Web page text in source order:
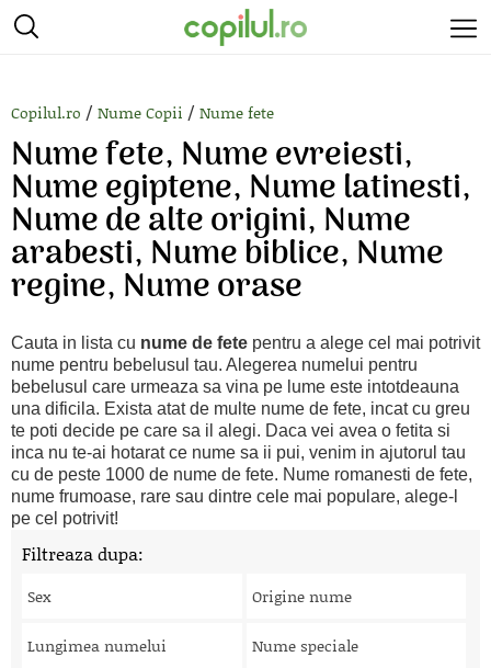
Copilul.ro / Nume Copii / Nume fete
Nume fete, Nume evreiesti,
Nume egiptene, Nume latinesti,
Nume de alte origini, Nume
arabesti, Nume biblice, Nume
regine, Nume orase
Cauta in lista cu nume de fete pentru a alege cel mai potrivit
nume pentru bebelusul tau. Alegerea numelui pentru
bebelusul care urmeaza sa vina pe lume este intotdeauna
una dificila. Exista atat de multe nume de fete, incat cu greu
te poti decide pe care sa il alegi. Daca vei avea o fetita si
inca nu te-ai hotarat ce nume sa ii pui, venim in ajutorul tau
cu de peste 1000 de nume de fete. Nume romanesti de fete,
nume frumoase, rare sau dintre cele mai populare, alege-l
pe cel potrivit!
Filtreaza dupa:
Sex Origine nume
Lungimea numelui Nume speciale